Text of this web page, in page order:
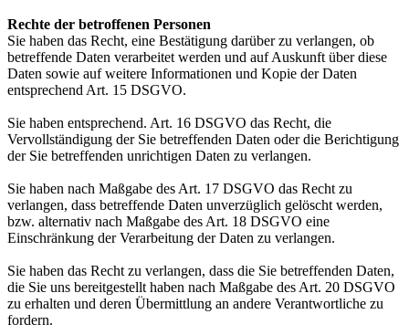
Rechte der betroffenen Personen
Sie haben das Recht, eine Bestätigung darüber zu verlangen, ob
betreffende Daten verarbeitet werden und auf Auskunft über diese
Daten sowie auf weitere Informationen und Kopie der Daten
entsprechend Art. 15 DSGVO.
Sie haben entsprechend. Art. 16 DSGVO das Recht, die
Vervollständigung der Sie betreffenden Daten oder die Berichtigung
der Sie betreffenden unrichtigen Daten zu verlangen.
Sie haben nach Maßgabe des Art. 17 DSGVO das Recht zu
verlangen, dass betreffende Daten unverzüglich gelöscht werden,
bzw. alternativ nach Maßgabe des Art. 18 DSGVO eine
Einschränkung der Verarbeitung der Daten zu verlangen.
Sie haben das Recht zu verlangen, dass die Sie betreffenden Daten,
die Sie uns bereitgestellt haben nach Maßgabe des Art. 20 DSGVO
zu erhalten und deren Übermittlung an andere Verantwortliche zu
fordern.